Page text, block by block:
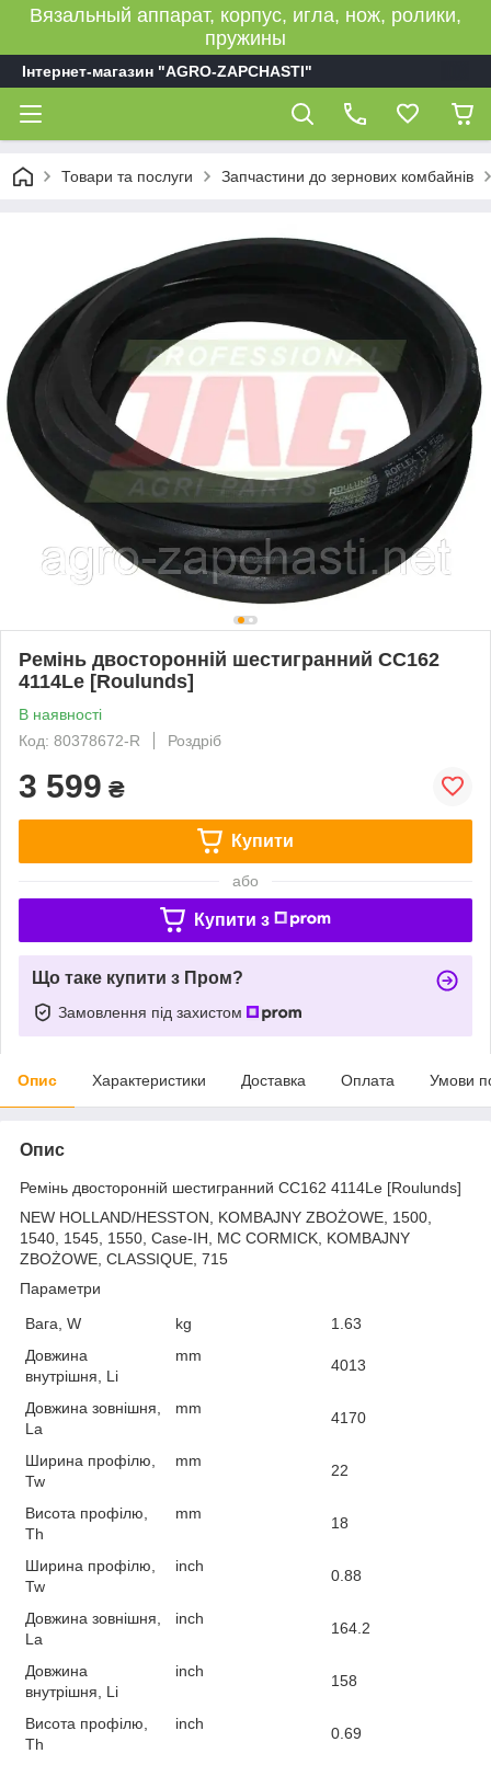
Вязальный аппарат, корпус, игла, нож, ролики,
пружины
Інтернет-магазин "AGRO-ZAPCHASTI"
Товари та послуги Запчастини до зернових комбайнів
Ремінь двосторонній шестигранний СС162
4114Le [Roulunds]
В наявності
Код: 80378672-R
Роздріб
3 599 ₴
Купити
або
Купити з
Що таке купити з Пром?
Замовлення під захистом
Опис Характеристики Доставка Оплата Умови
Опис
Ремінь двосторонній шестигранний СС162 4114Le [Roulunds]
NEW HOLLAND/HESSTON, KOMBAJNY ZBOŻOWE, 1500,
1540, 1545, 1550, Case-IH, MC CORMICK, KOMBAJNY
ZBOŻOWE, CLASSIQUE, 715
Параметри
Вага, W
kg
1.63
Довжина
внутрішня, Li
mm
4013
Довжина зовнішня,
La
mm
4170
Ширина профілю,
Tw
mm
22
Висота профілю,
Th
mm
18
Ширина профілю,
Tw
inch
0.88
Довжина зовнішня,
La
inch
164.2
Довжина
внутрішня, Li
inch
158
Висота профілю,
Th
inch
0.69